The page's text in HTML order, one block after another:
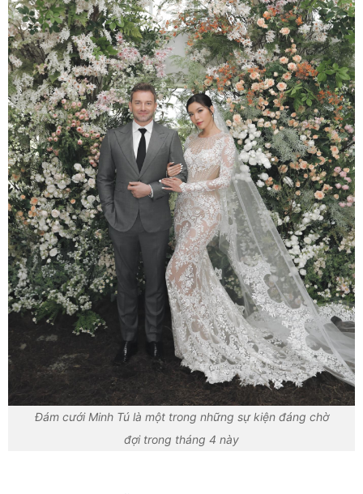
Đám cưới Minh Tú là một trong những sự kiện đáng chờ
đợi trong tháng 4 này